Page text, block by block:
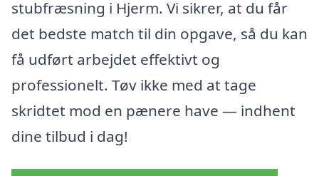
stubfræsning i Hjerm. Vi sikrer, at du får
det bedste match til din opgave, så du kan
få udført arbejdet effektivt og
professionelt. Tøv ikke med at tage
skridtet mod en pænere have — indhent
dine tilbud i dag!